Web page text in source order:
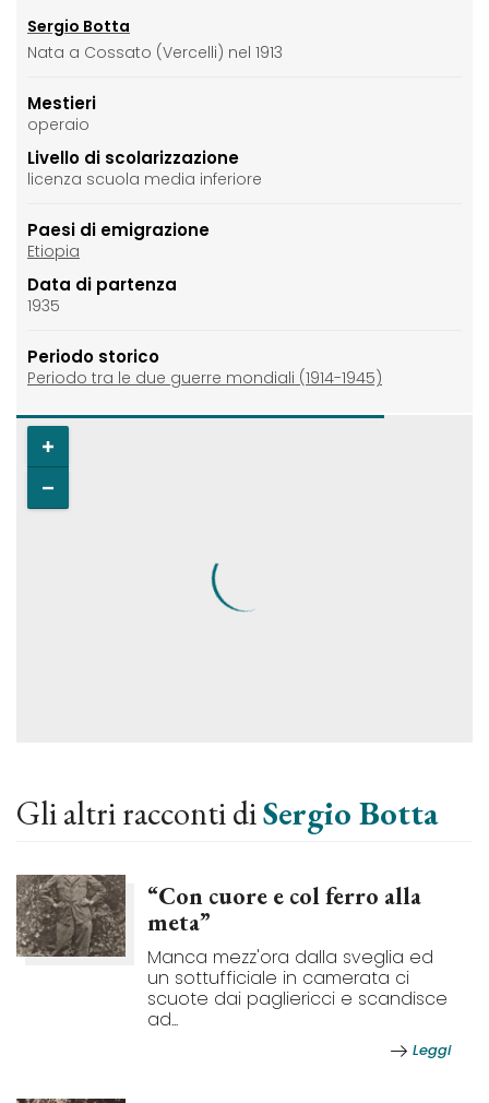
Sergio Botta
Nata a Cossato (Vercelli) nel 1913
Mestieri
operaio
Livello di scolarizzazione
licenza scuola media inferiore
Paesi di emigrazione
Etiopia
Data di partenza
1935
Periodo storico
Periodo tra le due guerre mondiali (1914-1945)
Gli altri racconti diSergio Botta
“Con cuore e col ferro alla
meta”
Manca mezz'ora dalla sveglia ed
un sottufficiale in camerata ci
scuote dai pagliericci e scandisce
ad...
Leggi